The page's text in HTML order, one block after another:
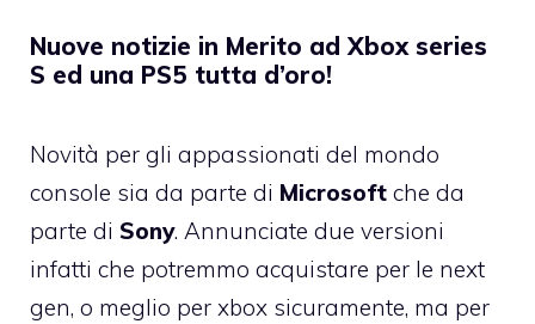
Nuove notizie in Merito ad Xbox series
S ed una PS5 tutta d’oro!
Novità per gli appassionati del mondo
console sia da parte di Microsoft che da
parte di Sony. Annunciate due versioni
infatti che potremmo acquistare per le next
gen, o meglio per xbox sicuramente, ma per